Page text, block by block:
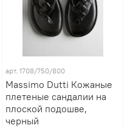
арт. 1708/750/800
Massimo Dutti Кожаные
плетеные сандалии на
плоской подошве,
черный